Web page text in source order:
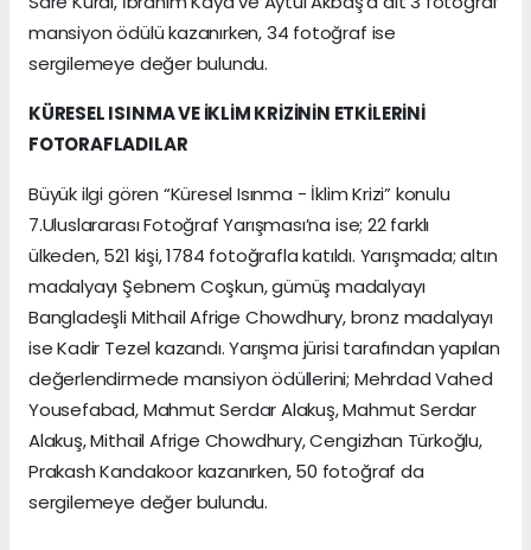
mansiyon ödülü kazanırken, 34 fotoğraf ise
sergilemeye değer bulundu.
KÜRESEL ISINMA VE İKLİM KRİZİNİN ETKİLERİNİ
FOTORAFLADILAR
Büyük ilgi gören “Küresel Isınma - İklim Krizi” konulu
7.Uluslararası Fotoğraf Yarışması’na ise; 22 farklı
ülkeden, 521 kişi, 1784 fotoğrafla katıldı. Yarışmada; altın
madalyayı Şebnem Coşkun, gümüş madalyayı
Bangladeşli Mithail Afrige Chowdhury, bronz madalyayı
ise Kadir Tezel kazandı. Yarışma jürisi tarafından yapılan
değerlendirmede mansiyon ödüllerini; Mehrdad Vahed
Yousefabad, Mahmut Serdar Alakuş, Mahmut Serdar
Alakuş, Mithail Afrige Chowdhury, Cengizhan Türkoğlu,
Prakash Kandakoor kazanırken, 50 fotoğraf da
sergilemeye değer bulundu.